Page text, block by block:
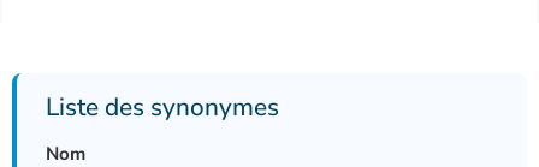
Liste des synonymes
Nom